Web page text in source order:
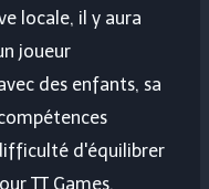
locale, il y aura
joueur
des enfants, sa
d'équilibrer
TT Games.